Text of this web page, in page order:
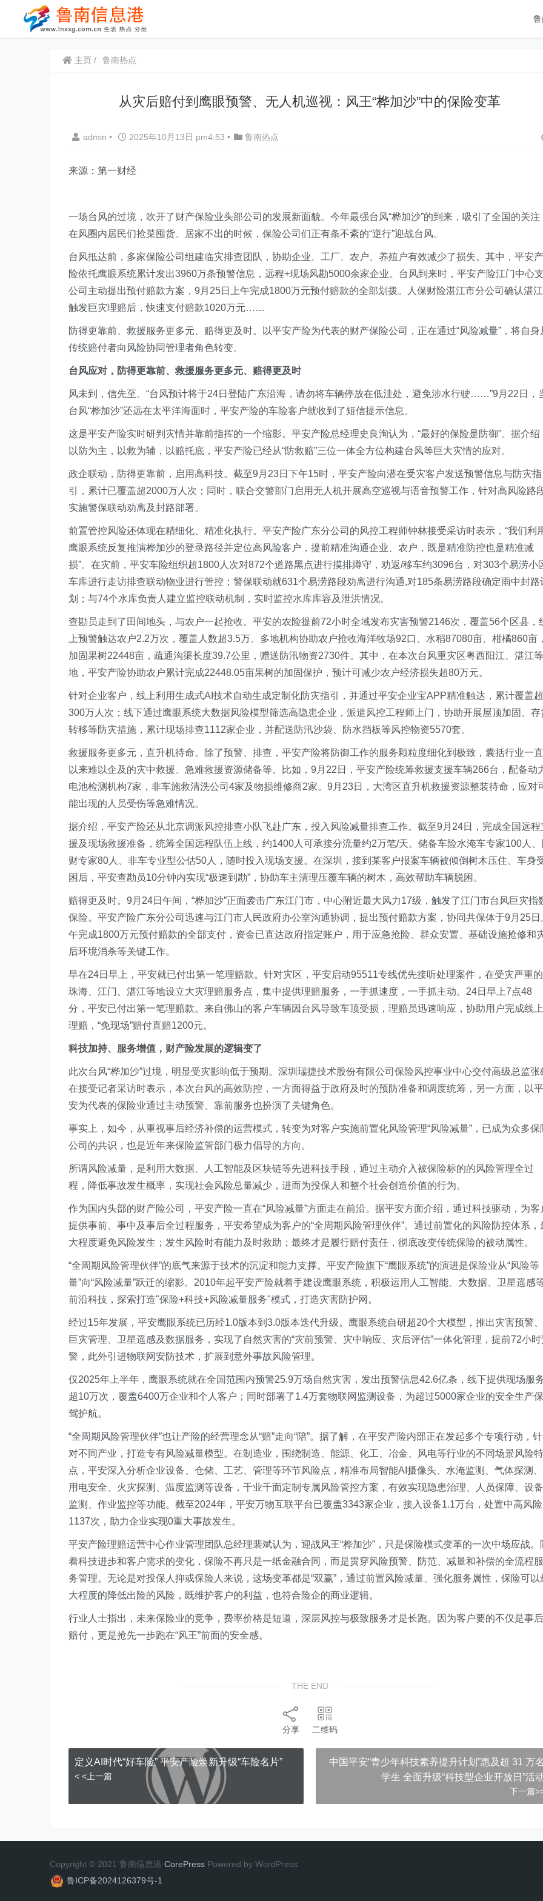
主页 鲁南热点
从灾后赔付到鹰眼预警、无人机巡视：风王“桦加沙”中的保险变革
admin • 2025年10月13日 pm4:53 • 鲁南热点
来源：第一财经
一场台风的过境，吹开了财产保险业头部公司的发展新面貌。今年最强台风“桦加沙”的到来，吸引了全国的关注
在风圈内居民们抢菜囤货、居家不出的时候，保险公司们正有条不紊的“逆行”迎战台风。
台风抵达前，多家保险公司组建临灾排查团队，协助企业、工厂、农户、养殖户有效减少了损失。其中，平安产
险依托鹰眼系统累计发出3960万条预警信息，远程+现场风勘5000余家企业。台风到来时，平安产险江门中心支
公司主动提出预付赔款方案，9月25日上午完成1800万元预付赔款的全部划拨。人保财险湛江市分公司确认湛江
触发巨灾理赔后，快速支付赔款1020万元……
防得更靠前、救援服务更多元、赔得更及时。以平安产险为代表的财产保险公司，正在通过“风险减量”，将自身
传统赔付者向风险协同管理者角色转变。
台风应对，防得更靠前、救援服务更多元、赔得更及时
风未到，信先至。“台风预计将于24日登陆广东沿海，请勿将车辆停放在低洼处，避免涉水行驶……”9月22日，
台风“桦加沙”还远在太平洋海面时，平安产险的车险客户就收到了短信提示信息。
这是平安产险实时研判灾情并靠前指挥的一个缩影。平安产险总经理史良洵认为，“最好的保险是防御”。据介绍
以防为主，以救为辅，以赔托底，平安产险已经从“防救赔”三位一体全方位构建台风等巨大灾情的应对。
政企联动，防得更靠前，启用高科技。截至9月23日下午15时，平安产险向潜在受灾客户发送预警信息与防灾指
引，累计已覆盖超2000万人次；同时，联合交警部门启用无人机开展高空巡视与语音预警工作，针对高风险路
实施警保联动劝离及封路部署。
前置管控风险还体现在精细化、精准化执行。平安产险广东分公司的风控工程师钟林接受采访时表示，“我们利
鹰眼系统反复推演桦加沙的登录路径并定位高风险客户，提前精准沟通企业、农户，既是精准防控也是精准减
损”。在灾前，平安车险组织超1800人次对872个道路黑点进行摸排蹲守，劝返/移车约3096台，对303个易涝小
车库进行走访排查联动物业进行管控；警保联动就631个易涝路段劝离进行沟通,对185条易涝路段确定雨中封路
划；与74个水库负责人建立监控联动机制，实时监控水库库容及泄洪情况。
查勘员走到了田间地头，与农户一起抢收。平安的农险提前72小时全域发布灾害预警2146次，覆盖56个区县，
上预警触达农户2.2万次，覆盖人数超3.5万。多地机构协助农户抢收海洋牧场92口、水稻87080亩、柑橘860亩，
加固果树22448亩，疏通沟渠长度39.7公里，赠送防汛物资2730件。其中，在本次台风重灾区粤西阳江、湛江等
地，平安产险协助农户累计完成22448.05亩果树的加固保护，预计可减少农户经济损失超80万元。
针对企业客户，线上利用生成式AI技术自动生成定制化防灾指引，并通过平安企业宝APP精准触达，累计覆盖超
300万人次；线下通过鹰眼系统大数据风险模型筛选高隐患企业，派遣风控工程师上门，协助开展屋顶加固、存
转移等防灾措施，累计现场排查1112家企业，并配送防汛沙袋、防水挡板等风控物资5570套。
救援服务更多元，直升机待命。除了预警、排查，平安产险将防御工作的服务颗粒度细化到极致，囊括行业一直
以来难以企及的灾中救援、急难救援资源储备等。比如，9月22日，平安产险统筹救援支援车辆266台，配备动
电池检测机构7家，非车施救清洗公司4家及物损维修商2家。9月23日，大湾区直升机救援资源整装待命，应对
能出现的人员受伤等急难情况。
据介绍，平安产险还从北京调派风控排查小队飞赴广东，投入风险减量排查工作。截至9月24日，完成全国远程
援及现场救援准备，统筹全国远程队伍上线，约1400人可承接分流量约2万笔/天。储备车险水淹车专家100人、
财专家80人、非车专业型公估50人，随时投入现场支援。在深圳，接到某客户报案车辆被倾倒树木压住、车身
困后，平安查勘员10分钟内实现“极速到勘”，协助车主清理压覆车辆的树木，高效帮助车辆脱困。
赔得更及时。9月24日午间，“桦加沙”正面袭击广东江门市，中心附近最大风力17级，触发了江门市台风巨灾指
保险。平安产险广东分公司迅速与江门市人民政府办公室沟通协调，提出预付赔款方案，协同共保体于9月25日
午完成1800万元预付赔款的全部支付，资金已直达政府指定账户，用于应急抢险、群众安置、基础设施抢修和
后环境消杀等关键工作。
早在24日早上，平安就已付出第一笔理赔款。针对灾区，平安启动95511专线优先接听处理案件，在受灾严重的
珠海、江门、湛江等地设立大灾理赔服务点，集中提供理赔服务，一手抓速度，一手抓主动。24日早上7点48
分，平安已付出第一笔理赔款。来自佛山的客户车辆因台风导致车顶受损，理赔员迅速响应，协助用户完成线上
理赔，“免现场”赔付直赔1200元。
科技加持、服务增值，财产险发展的逻辑变了
此次台风“桦加沙”过境，明显受灾影响低于预期。深圳瑞捷技术股份有限公司保险风控事业中心交付高级总监张
在接受记者采访时表示，本次台风的高效防控，一方面得益于政府及时的预防准备和调度统筹，另一方面，以平
安为代表的保险业通过主动预警、靠前服务也扮演了关键角色。
事实上，如今，从重视事后经济补偿的运营模式，转变为对客户实施前置化风险管理“风险减量”，已成为众多保
公司的共识，也是近年来保险监管部门极力倡导的方向。
所谓风险减量，是利用大数据、人工智能及区块链等先进科技手段，通过主动介入被保险标的的风险管理全过
程，降低事故发生概率，实现社会风险总量减少，进而为投保人和整个社会创造价值的行为。
作为国内头部的财产险公司，平安产险一直在“风险减量”方面走在前沿。据平安方面介绍，通过科技驱动，为客
提供事前、事中及事后全过程服务，平安希望成为客户的“全周期风险管理伙伴”。通过前置化的风险防控体系，
大程度避免风险发生；发生风险时有能力及时救助；最终才是履行赔付责任，彻底改变传统保险的被动属性。
“全周期风险管理伙伴”的底气来源于技术的沉淀和能力支撑。平安产险旗下“鹰眼系统”的演进是保险业从“风险等
量”向“风险减量”跃迁的缩影。2010年起平安产险就着手建设鹰眼系统，积极运用人工智能、大数据、卫星遥感
前沿科技，探索打造"保险+科技+风险减量服务"模式，打造灾害防护网。
经过15年发展，平安鹰眼系统已历经1.0版本到3.0版本迭代升级。鹰眼系统自研超20个大模型，推出灾害预警、
巨灾管理、卫星遥感及数据服务，实现了自然灾害的“灾前预警、灾中响应、灾后评估”一体化管理，提前72小时
警，此外引进物联网安防技术，扩展到意外事故风险管理。
仅2025年上半年，鹰眼系统就在全国范围内预警25.9万场自然灾害，发出预警信息42.6亿条，线下提供现场服
超10万次，覆盖6400万企业和个人客户；同时部署了1.4万套物联网监测设备，为超过5000家企业的安全生产保
驾护航。
“全周期风险管理伙伴”也让产险的经营理念从“赔”走向“陪”。据了解，在平安产险内部正在发起多个专项行动，针
对不同产业，打造专有风险减量模型。在制造业，围绕制造、能源、化工、冶金、风电等行业的不同场景风险特
点，平安深入分析企业设备、仓储、工艺、管理等环节风险点，精准布局智能AI摄像头、水淹监测、气体探测、
用电安全、火灾探测、温度监测等设备，千业千面定制专属风险管控方案，有效实现隐患治理、人员保障、设备
监测、作业监控等功能。截至2024年，平安万物互联平台已覆盖3343家企业，接入设备1.1万台，处置中高风险
1137次，助力企业实现0重大事故发生。
平安产险理赔运营中心作业管理团队总经理裴斌认为，迎战风王“桦加沙”，只是保险模式变革的一次中场应战。
着科技进步和客户需求的变化，保险不再只是一纸金融合同，而是贯穿风险预警、防范、减量和补偿的全流程服
务管理。无论是对投保人抑或保险人来说，这场变革都是“双赢”，通过前置风险减量、强化服务属性，保险可以
大程度的降低出险的风险，既维护客户的利益，也符合险企的商业逻辑。
行业人士指出，未来保险业的竞争，费率价格是短道，深层风控与极致服务才是长跑。因为客户要的不仅是事后
赔付，更是抢先一步跑在“风王”前面的安全感。
THE END
分享 二维码
定义AI时代“好车险” 平安产险焕新升级“车险名片”
< <上一篇
中国平安“青少年科技素养提升计划”惠及超 31 万名
学生 全面升级“科技型企业开放日”活
下一篇
Copyright © 2021 鲁南信息港 CorePress Powered by WordPress
鲁ICP备2024126379号-1